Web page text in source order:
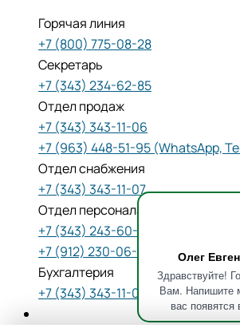
Олег
Здравствуйте!
Вам. Напишите
вас появятся
Горячая линия
+7 (800) 775-08-28
Секретарь
+7 (343) 234-62-85
Отдел продаж
+7 (343) 343-11-06
+7 (963) 448-51-95 (WhatsApp,
Отдел снабжения
+7 (343) 343-11-07
Отдел персонала
+7 (343) 243-60-80
+7 (912) 230-06-06 (WhatsApp,
Бухгалтерия
+7 (343) 343-11-08